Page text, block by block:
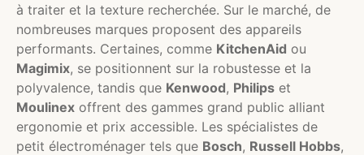
à traiter et la texture recherchée. Sur le marché, de
nombreuses marques proposent des appareils
performants. Certaines, comme KitchenAid ou
Magimix, se positionnent sur la robustesse et la
polyvalence, tandis que Kenwood, Philips et
Moulinex offrent des gammes grand public alliant
ergonomie et prix accessible. Les spécialistes de
petit électroménager tels que Bosch, Russell Hobbs,